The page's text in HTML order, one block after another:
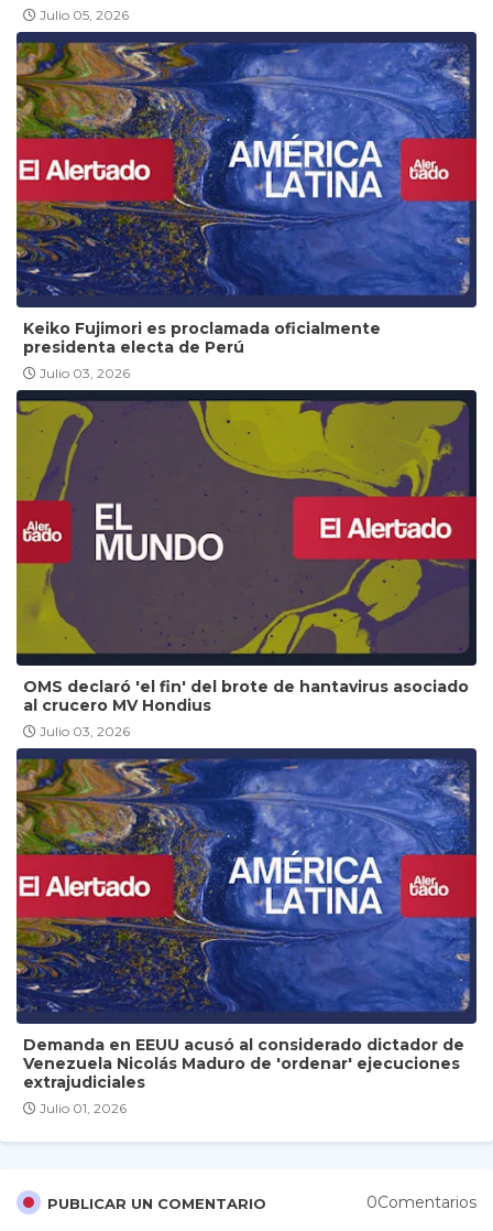
Julio 05, 2026
Keiko Fujimori es proclamada oficialmente
presidenta electa de Perú
Julio 03, 2026
OMS declaró 'el fin' del brote de hantavirus asociado
al crucero MV Hondius
Julio 03, 2026
Demanda en EEUU acusó al considerado dictador de
Venezuela Nicolás Maduro de 'ordenar' ejecuciones
extrajudiciales
Julio 01, 2026
PUBLICAR UN COMENTARIO 0Comentarios